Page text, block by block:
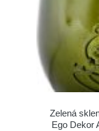
Zelená
Ego Dekor